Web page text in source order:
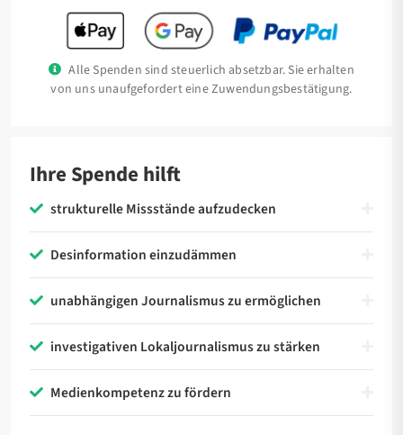
Alle Spenden sind steuerlich absetzbar. Sie erhalten
von uns unaufgefordert eine Zuwendungsbestätigung.
Ihre Spende hilft
strukturelle Missstände aufzudecken
Desinformation einzudämmen
unabhängigen Journalismus zu ermöglichen
investigativen Lokaljournalismus zu stärken
Medienkompetenz zu fördern